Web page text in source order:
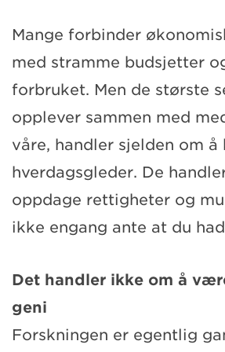
Mange forbinder
med stramme budsjetter
forbruket. Men de største
opplever sammen med
våre, handler sjelden om
hverdagsgleder. De
oppdage rettigheter og
ikke engang ante at du
Det handler ikke om å
geni
Forskningen er egentlig